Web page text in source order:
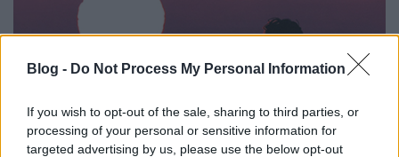
Blog - Do Not Process My Personal Information
If you wish to opt-out of the sale, sharing to third parties, or
processing of your personal or sensitive information for
targeted advertising by us, please use the below opt-out
KÉPREGÉNY: Lucas háborúi